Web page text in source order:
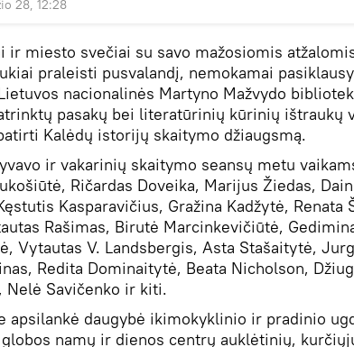
28, 12:28
ir miesto svečiai su savo mažosiomis
praleisti pusvalandį, nemokamai
nacionalinės Martyno Mažvydo
pasakų bei literatūrinių kūrinių ištraukų
Kalėdų istorijų skaitymo džiaugsmą.
ir vakarinių skaitymo seansų metu
Ričardas Doveika, Marijus Žiedas,
Kasparavičius, Gražina Kadžytė, Renata
Rašimas, Birutė Marcinkevičiūtė,
Vytautas V. Landsbergis, Asta Stašaitytė,
Redita Dominaitytė, Beata Nicholson,
Nelė Savičenko ir kiti.
apsilankė daugybė ikimokyklinio ir pradinio
namų ir dienos centrų auklėtinių,